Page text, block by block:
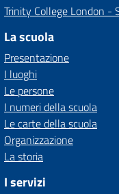
Trinity College London -
La scuola
Presentazione
I luoghi
Le persone
I numeri della scuola
Le carte della scuola
Organizzazione
La storia
I servizi